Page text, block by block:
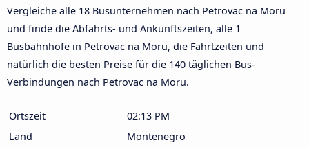
Vergleiche alle 18 Busunternehmen nach Petrovac na Moru
und finde die Abfahrts- und Ankunftszeiten, alle 1
Busbahnhöfe in Petrovac na Moru, die Fahrtzeiten und
natürlich die besten Preise für die 140 täglichen Bus-
Verbindungen nach Petrovac na Moru.
Ortszeit
02:13 PM
Land
Montenegro